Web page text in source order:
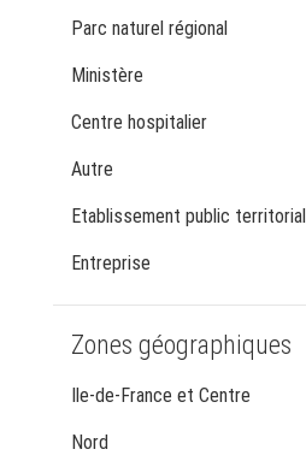
Parc naturel régional
Ministère
Centre hospitalier
Autre
Etablissement public territorial
Entreprise
Zones géographiques
Ile-de-France et Centre
Nord